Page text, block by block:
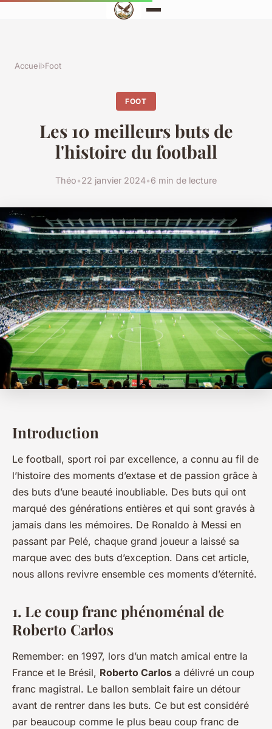
Accueil›Foot
FOOT
Les 10 meilleurs buts de
l'histoire du football
Théo•22 janvier 2024•6 min de lecture
Introduction
Le football, sport roi par excellence, a connu au fil de
l’histoire des moments d’extase et de passion grâce à
des buts d’une beauté inoubliable. Des buts qui ont
marqué des générations entières et qui sont gravés à
jamais dans les mémoires. De Ronaldo à Messi en
passant par Pelé, chaque grand joueur a laissé sa
marque avec des buts d’exception. Dans cet article,
nous allons revivre ensemble ces moments d’éternité.
1. Le coup franc phénoménal de
Roberto Carlos
Remember: en 1997, lors d’un match amical entre la
France et le Brésil, Roberto Carlos a délivré un coup
franc magistral. Le ballon semblait faire un détour
avant de rentrer dans les buts. Ce but est considéré
par beaucoup comme le plus beau coup franc de